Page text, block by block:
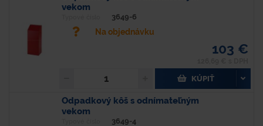
vekom
3649-6
Na objednávku
103 €
KÚPIŤ
Odpadkový kôš s odnímateľným
vekom
3649-4